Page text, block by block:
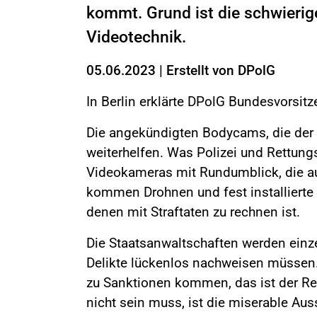
kommt. Grund ist die
Videotechnik.
05.06.2023 | Erstellt von DPolG
In Berlin erklärte DPolG
Die angekündigten Bodycams, die
weiterhelfen. Was Polizei und
Videokameras mit Rundumblick, die
kommen Drohnen und fest
denen mit Straftaten zu rechnen ist.
Die Staatsanwaltschaften werden
Delikte lückenlos nachweisen
zu Sanktionen kommen, das ist der
nicht sein muss, ist die miserable